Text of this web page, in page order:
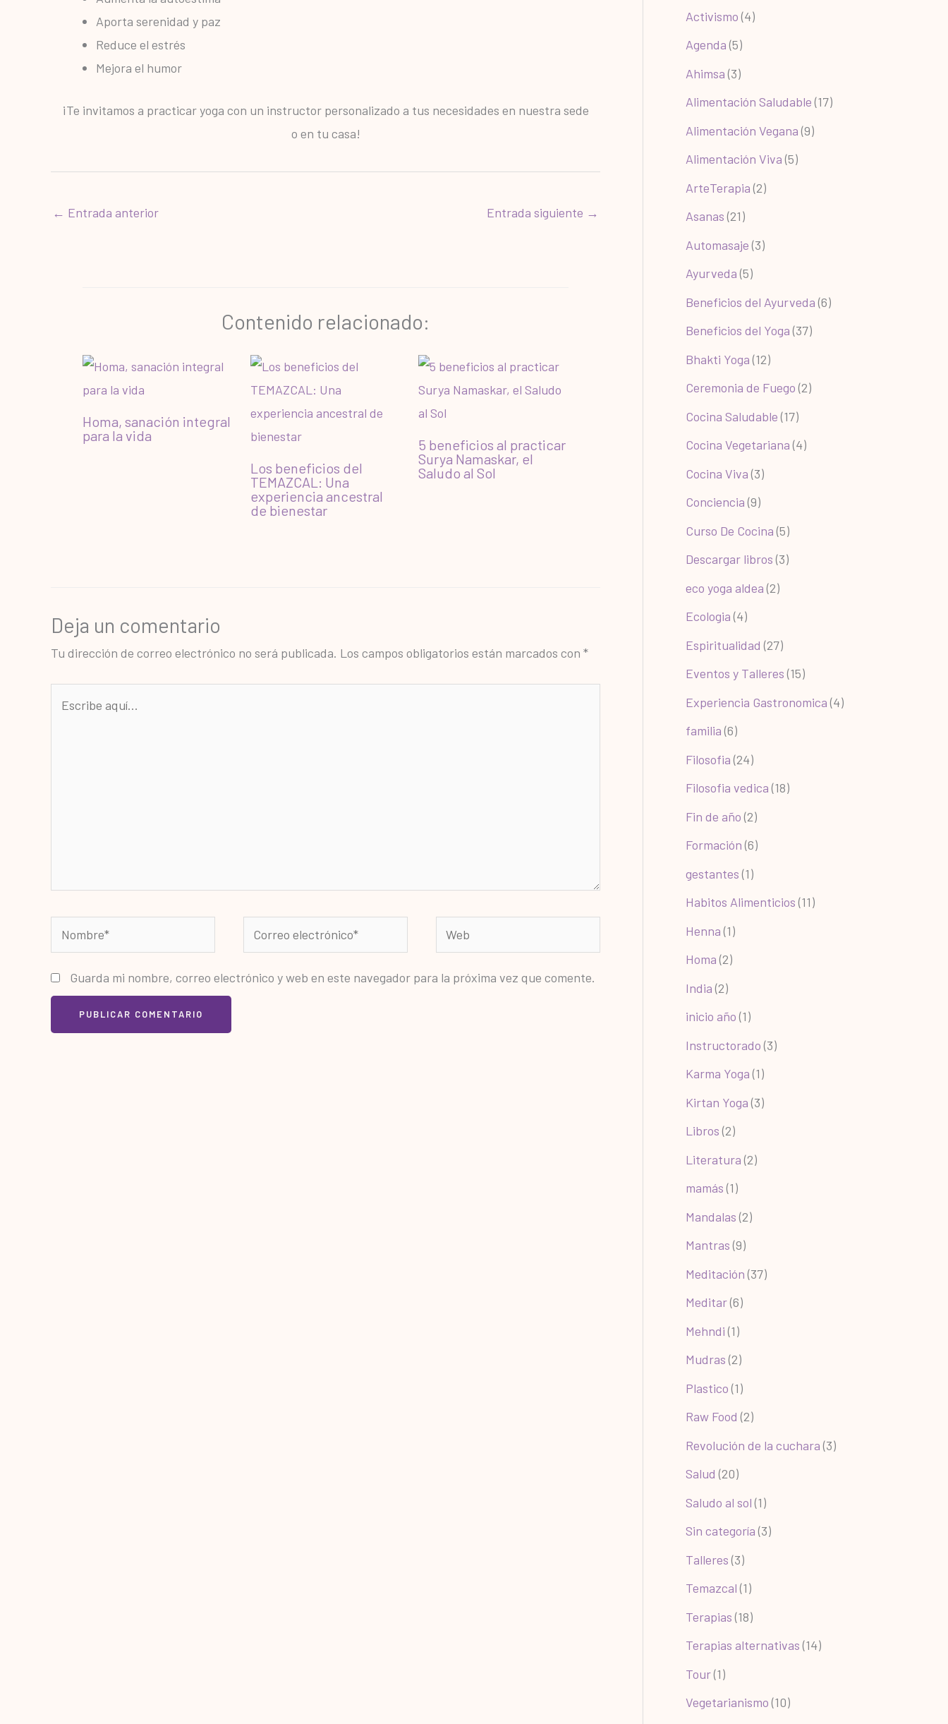
Aporta serenidad y paz
Reduce el estrés
Mejora el humor
¡Te invitamos a practicar yoga con un instructor personalizado a tus necesidades en nuestra sede
o en tu casa!
← Entrada anterior Entrada siguiente →
Contenido relacionado:
Homa, sanación integral
para la vida
Los beneficios del
TEMAZCAL: Una
experiencia ancestral
de bienestar
5 beneficios al practicar
Surya Namaskar, el
Saludo al Sol
Deja un comentario
Tu dirección de correo electrónico no será publicada. Los campos obligatorios están marcados con *
Nombre*
Correo
electrónico*
Web
Guarda mi nombre, correo electrónico y web en este navegador para la próxima vez que comente.
Activismo(4)
Agenda(5)
Ahimsa(3)
Alimentación Saludable(17)
Alimentación Vegana(9)
Alimentación Viva(5)
ArteTerapia(2)
Asanas(21)
Automasaje(3)
Ayurveda(5)
Beneficios del Ayurveda(6)
Beneficios del Yoga(37)
Bhakti Yoga(12)
Ceremonia de Fuego(2)
Cocina Saludable(17)
Cocina Vegetariana(4)
Cocina Viva(3)
Conciencia(9)
Curso De Cocina(5)
Descargar libros(3)
eco yoga aldea(2)
Ecologia(4)
Espiritualidad (27)
Eventos y Talleres(15)
Experiencia Gastronomica(4)
familia(6)
Filosofia(24)
Filosofia vedica(18)
Fin de año(2)
Formación(6)
gestantes(1)
Habitos Alimenticios(11)
Henna(1)
Homa(2)
India(2)
inicio año(1)
Instructorado(3)
Karma Yoga(1)
Kirtan Yoga(3)
Libros(2)
Literatura(2)
mamás(1)
Mandalas(2)
Mantras(9)
Meditación(37)
Meditar(6)
Mehndi(1)
Mudras(2)
Plastico(1)
Raw Food (2)
Revolución de la cuchara(3)
Salud (20)
Saludo al sol(1)
Sin categoría(3)
Talleres(3)
Temazcal(1)
Terapias(18)
Terapias alternativas(14)
Tour(1)
Vegetarianismo(10)